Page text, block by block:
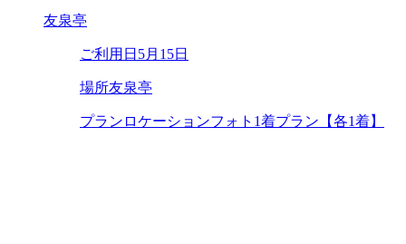
友泉亭
ご利用日 5月15日
場所友泉亭
プラン ロケーションフォト1着プラン【各1着】